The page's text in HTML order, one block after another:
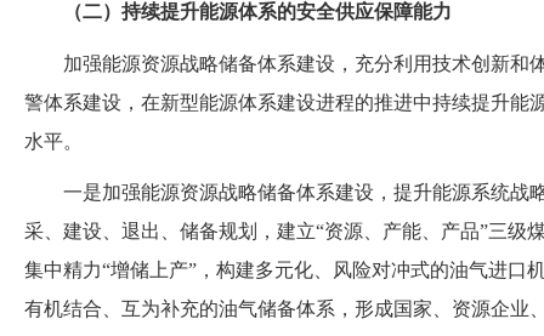
（二） 持续提升能源体系的安全供应保障能力
加强能源资源战略储备体系建设，充分利用技术创新和
警体系建设，在新型能源体系建设进程的推进中持续提升能
水平。
一是加强能源资源战略储备体系建设，提升能源系统战
采、建设、退出、储备规划，建立“资源、产能、产品”三级
集中精力“增储上产”，构建多元化、风险对冲式的油气进口
有机结合、互为补充的油气储备体系，形成国家、资源企业